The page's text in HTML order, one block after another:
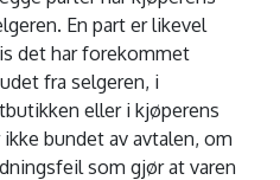
En part er likevel
det har forekommet
fra selgeren, i
eller i kjøperens
bundet av avtalen, om
som gjør at varen